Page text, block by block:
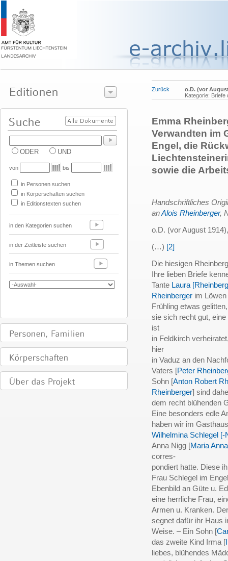
ODER UND
von bis
in Personen suchen
in Körperschaften suchen
in Editionstexten suchen
in den Kategorien suchen
in der Zeitleiste suchen
in Themen suchen
Zurück
o.D. (vor
Kategorie: Briefe
Emma
Verwandten im
Engel, die
sowie die
Handschriftliches
anAlois Rheinberger,
o.D. (vor August
(…) [2]
Die hiesigen
Ihre lieben Briefe
Tante Laura
Rheinberger im
Frühling etwas
sie sich recht gut, eine
ist
in Feldkirch
hier
in Vaduz an den
Vaters [Peter
Sohn [Anton Robert
Rheinberger] sind
dem recht blühenden
Eine besonders edle
haben wir im
Wilhelmina Schlegel [-
Anna Nigg [Maria
corres-
pondiert hatte. Diese
Frau Schlegel im
Ebenbild an Güte u.
eine herrliche Frau,
Armen u. Kranken.
segnet dafür ihr Haus
Weise. – Ein Sohn [
das zweite Kind Irma [
liebes, blühendes